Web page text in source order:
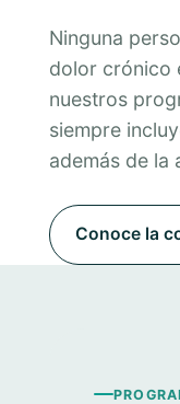
Ninguna
dolor crónico
nuestros
siempre
además de la
Conoce la